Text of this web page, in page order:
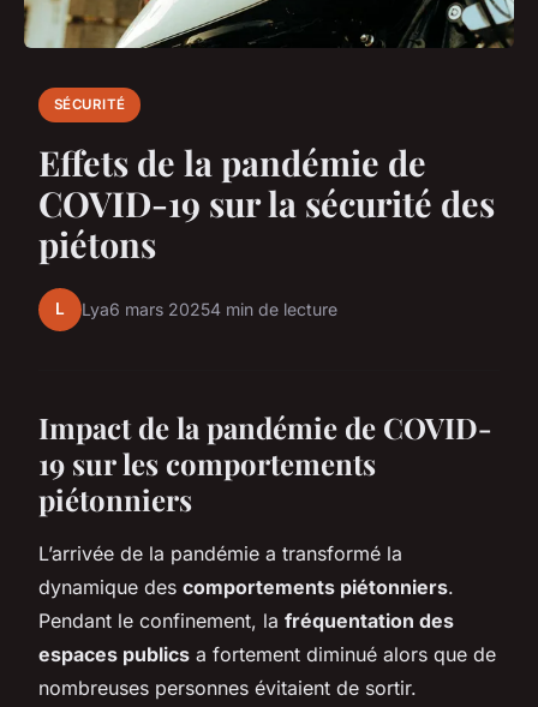
SÉCURITÉ
Effets de la pandémie de
COVID-19 sur la sécurité des
piétons
L Lya6 mars 20254 min de lecture
Impact de la pandémie de COVID-
19 sur les comportements
piétonniers
L’arrivée de la pandémie a transformé la
dynamique des comportements piétonniers.
Pendant le confinement, la fréquentation des
espaces publics a fortement diminué alors que de
nombreuses personnes évitaient de sortir.